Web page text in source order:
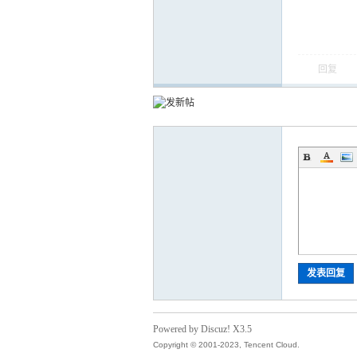
回复
发表回复
Powered by Discuz! X3.5
Copyright © 2001-2023, Tencent Cloud.